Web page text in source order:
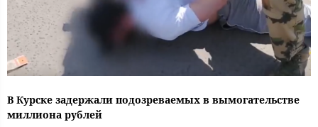
В Курске задержали подозреваемых в вымогательстве
миллиона рублей